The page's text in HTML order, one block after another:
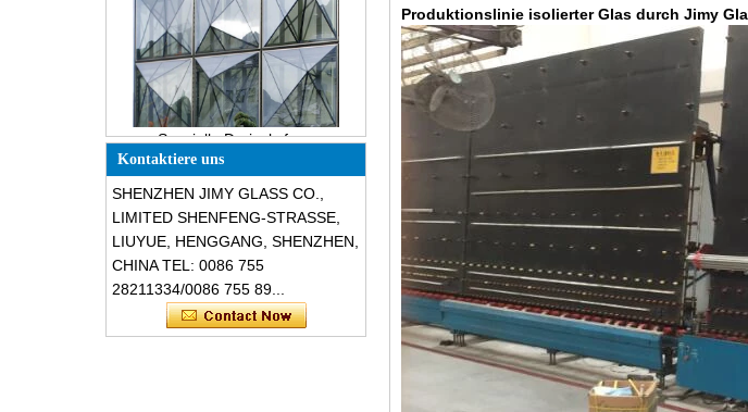
Spezielle Dreiecksform
schalldämmende bruchsichere
Glasfassaden
Kontaktiere uns
SHENZHEN JIMY GLASS CO.,
LIMITED SHENFENG-STRASSE,
LIUYUE, HENGGANG, SHENZHEN,
CHINA TEL: 0086 755
28211334/0086 755 89...
Produktionslinie isolierter Glas durch Jimy